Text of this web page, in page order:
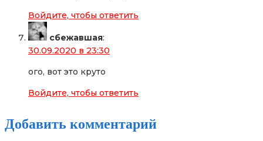
Войдите, чтобы ответить
сбежавшая:
30.09.2020 в 23:30
ого, вот это круто
Войдите, чтобы ответить
Добавить комментарий